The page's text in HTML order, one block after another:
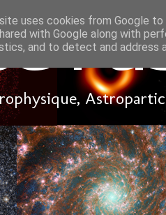
uses cookies from Google
with Google along with
and to detect and address